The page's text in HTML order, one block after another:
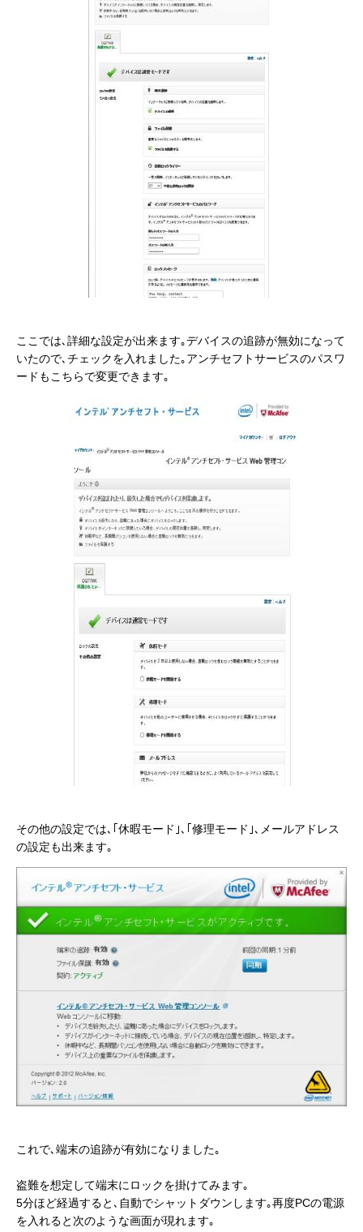
ここでは､詳細な設定が出来ます｡デバイスの追跡が無効になって
いたので､チェックを入れました｡アンチセフトサービスのパスワ
ードもこちらで変更できます｡
その他の設定では､｢休暇モード｣､｢修理モード｣､メールアドレス
の設定も出来ます｡
これで､端末の追跡が有効になりました｡
盗難を想定して端末にロックを掛けてみます｡
5分ほど経過すると､自動でシャットダウンします｡再度PCの電源
を入れると次のような画面が現れます｡